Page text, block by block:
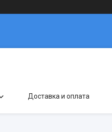
Доставка и оплата